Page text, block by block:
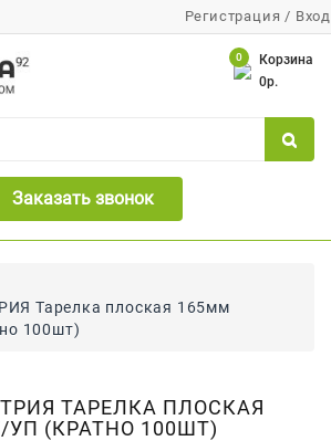
Регистрация / Вход
Заказать звонок
Корзина
0
0р.
Тарелка плоская 165мм
100шт)
ТАРЕЛКА ПЛОСКАЯ
(КРАТНО 100ШТ)